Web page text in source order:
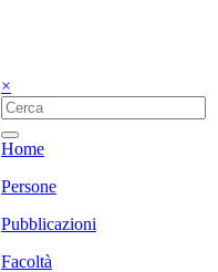
×
Home
Persone
Pubblicazioni
Facoltà